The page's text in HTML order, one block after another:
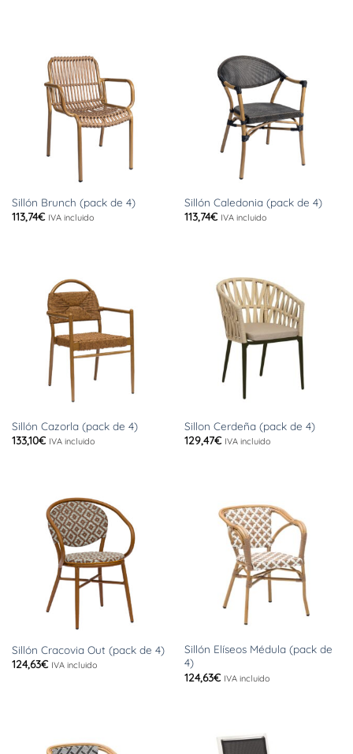
Sillón Brunch (pack de 4)
113,74€ IVA incluido
Sillón Caledonia (pack de 4)
113,74€ IVA incluido
Sillón Cazorla (pack de 4)
133,10€ IVA incluido
Sillon Cerdeña (pack de 4)
129,47€ IVA incluido
Sillón Cracovia Out (pack de 4)
124,63€ IVA incluido
Sillón Elíseos Médula (pack de
4)
124,63€ IVA incluido